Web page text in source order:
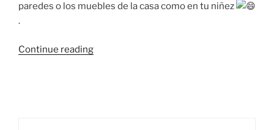
paredes o los muebles de la casa como en tu niñez
.
Continue reading“Foto